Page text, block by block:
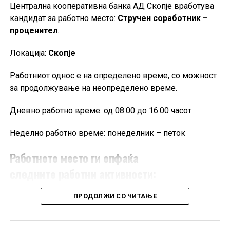
Централна кооперативна банка АД Скопје вработува
кандидат за работнo местo: Стручен соработник –
проценител.
Локација: Скопје
Работниот однос е на определено време, со можност
за продолжување на неопределено време.
Дневно работно време: од 08:00 до 16:00 часот
Неделно работно време: понеделник – петок
Работното место ги опфаќа
изготвување на нови процени на недвижен
имот;
ПРОДОЛЖИ СО ЧИТАЊЕ